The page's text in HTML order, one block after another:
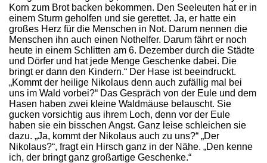
Korn zum Brot backen bekommen. Den Seeleuten hat er in
einem Sturm geholfen und sie gerettet. Ja, er hatte ein
großes Herz für die Menschen in Not. Darum nennen die
Menschen ihn auch einen Nothelfer. Darum fährt er noch
heute in einem Schlitten am 6. Dezember durch die Städte
und Dörfer und hat jede Menge Geschenke dabei. Die
bringt er dann den Kindern.“ Der Hase ist beeindruckt.
„Kommt der heilige Nikolaus denn auch zufällig mal bei
uns im Wald vorbei?“ Das Gespräch von der Eule und dem
Hasen haben zwei kleine Waldmäuse belauscht. Sie
gucken vorsichtig aus ihrem Loch, denn vor der Eule
haben sie ein bisschen Angst. Ganz leise schleichen sie
dazu. „Ja, kommt der Nikolaus auch zu uns?“ „Der
Nikolaus?“, fragt ein Hirsch ganz in der Nähe. „Den kenne
ich, der bringt ganz großartige Geschenke.“